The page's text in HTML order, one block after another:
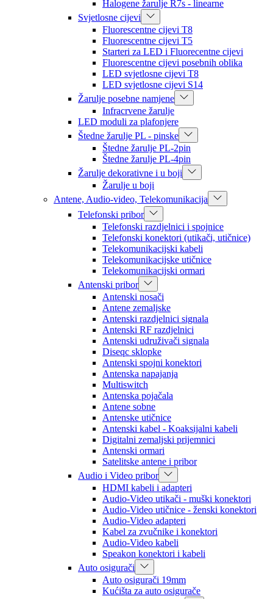
Halogene žarulje R7s - linearne
Svjetlosne cijevi
Fluorescentne cijevi T8
Fluorescentne cijevi T5
Starteri za LED i Fluorecentne cijevi
Fluorescentne cijevi posebnih oblika
LED svjetlosne cijevi T8
LED svjetlosne cijevi S14
Žarulje posebne namjene
Infracrvene žarulje
LED moduli za plafonjere
Štedne žarulje PL - pinske
Štedne žarulje PL-2pin
Štedne žarulje PL-4pin
Žarulje dekorativne i u boji
Žarulje u boji
Antene, Audio-video, Telekomunikacija
Telefonski pribor
Telefonski razdjelnici i spojnice
Telefonski konektori (utikači, utičnice)
Telekomunikacijski kabeli
Telekomunikacijske utičnice
Telekomunikacijski ormari
Antenski pribor
Antenski nosači
Antene zemaljske
Antenski razdjelnici signala
Antenski RF razdjelnici
Antenski udruživači signala
Diseqc sklopke
Antenski spojni konektori
Antenska napajanja
Multiswitch
Antenska pojačala
Antene sobne
Antenske utičnice
Antenski kabel - Koaksijalni kabeli
Digitalni zemaljski prijemnici
Antenski ormari
Satelitske antene i pribor
Audio i Video pribor
HDMI kabeli i adapteri
Audio-Video utikači - muški konektori
Audio-Video utičnice - ženski konektori
Audio-Video adapteri
Kabel za zvučnike i konektori
Audio-Video kabeli
Speakon konektori i kabeli
Auto osigurači
Auto osigurači 19mm
Kućišta za auto osigurače